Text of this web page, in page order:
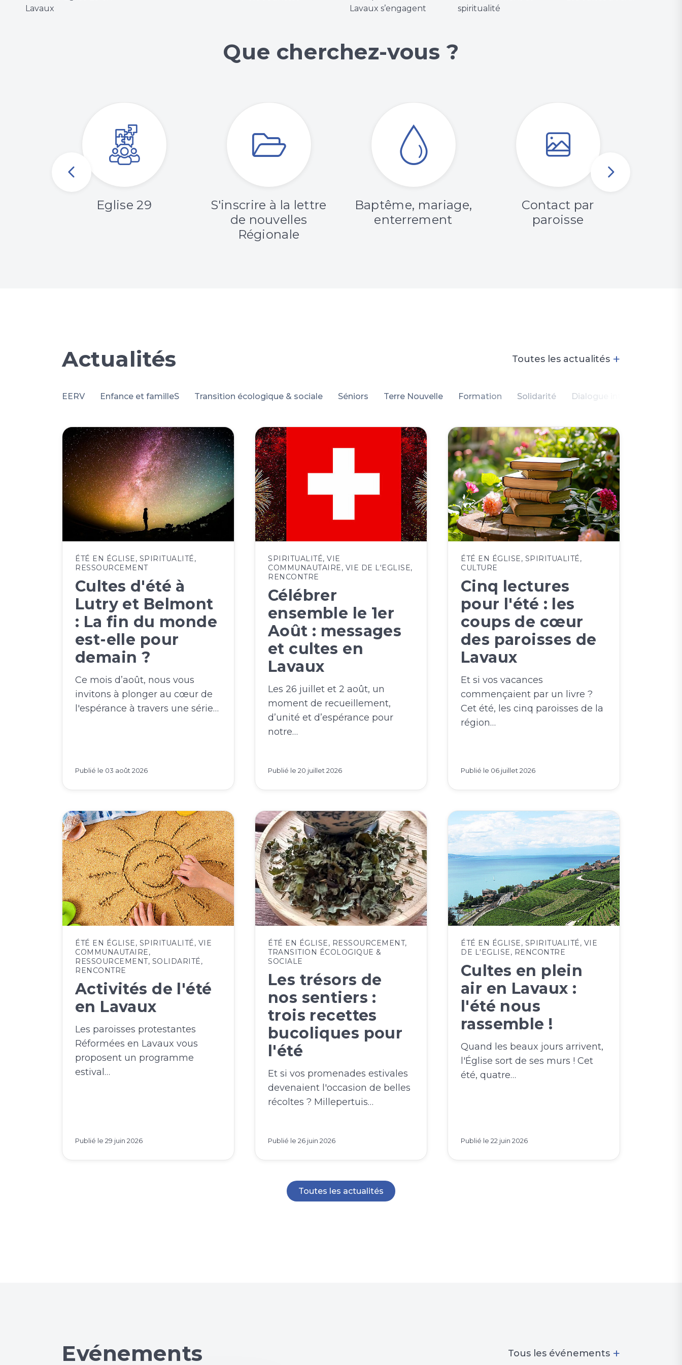
Lavaux
Lavaux s’engagent
spiritualité
Que cherchez-vous ?
Eglise 29
S'inscrire à la lettre
de nouvelles
Régionale
Baptême, mariage,
enterrement
Contact par
paroisse
Actualités Toutes les actualités +
EERV Enfance et familleS Transition écologique & sociale Séniors Terre Nouvelle Formation Solidarité Dialogue
ÉTÉ EN ÉGLISE, SPIRITUALITÉ,
RESSOURCEMENT
Cultes d'été à
Lutry et Belmont
: La fin du monde
est-elle pour
demain ?
Ce mois d’août, nous vous
invitons à plonger au cœur de
l'espérance à travers une série…
Publié le 03 août 2026
SPIRITUALITÉ, VIE
COMMUNAUTAIRE, VIE DE L'EGLISE,
RENCONTRE
Célébrer
ensemble le 1er
Août : messages
et cultes en
Lavaux
Les 26 juillet et 2 août, un
moment de recueillement,
d’unité et d’espérance pour
notre…
Publié le 20 juillet 2026
ÉTÉ EN ÉGLISE, SPIRITUALITÉ,
CULTURE
Cinq lectures
pour l'été : les
coups de cœur
des paroisses de
Lavaux
Et si vos vacances
commençaient par un livre ?
Cet été, les cinq paroisses de la
région…
Publié le 06 juillet 2026
ÉTÉ EN ÉGLISE, SPIRITUALITÉ, VIE
COMMUNAUTAIRE,
RESSOURCEMENT, SOLIDARITÉ,
RENCONTRE
Activités de l'été
en Lavaux
Les paroisses protestantes
Réformées en Lavaux vous
proposent un programme
estival…
Publié le 29 juin 2026
ÉTÉ EN ÉGLISE, RESSOURCEMENT,
TRANSITION ÉCOLOGIQUE &
SOCIALE
Les trésors de
nos sentiers :
trois recettes
bucoliques pour
l'été
Et si vos promenades estivales
devenaient l'occasion de belles
récoltes ? Millepertuis…
Publié le 26 juin 2026
ÉTÉ EN ÉGLISE, SPIRITUALITÉ, VIE
DE L'EGLISE, RENCONTRE
Cultes en plein
air en Lavaux :
l'été nous
rassemble !
Quand les beaux jours arrivent,
l'Église sort de ses murs ! Cet
été, quatre…
Publié le 22 juin 2026
Toutes les actualités
Evénements Tous les événements +